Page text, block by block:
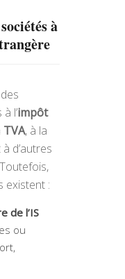
à
l’impôt
TVA, à la
à d’autres
existent :
de l’IS
ou